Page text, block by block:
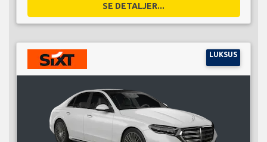
SE DETALJER...
LUKSUS